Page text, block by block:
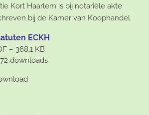
Kort Haarlem is bij notariële akte
bij de Kamer van Koophandel.
ECKH
– 368,1 KB
downloads